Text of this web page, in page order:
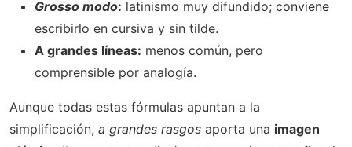
Grosso modo: latinismo muy difundido; conviene
escribirlo en cursiva y sin tilde.
A grandes líneas: menos común, pero
comprensible por analogía.
Aunque todas estas fórmulas apuntan a la
simplificación, a grandes rasgos aporta una imagen